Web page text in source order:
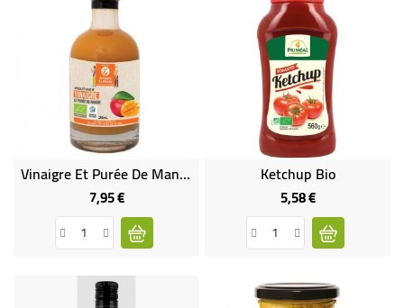
CULTUREL
Vinaigre Et Purée De Mangue Bio
7,95 €Prix
Ketchup Bio
5,58 €Prix